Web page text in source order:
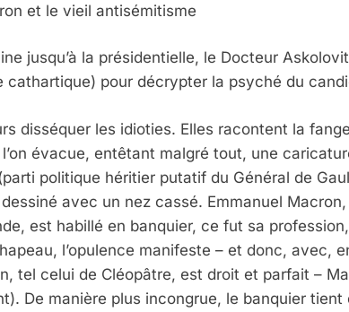
et le vieil antisémitisme
jusqu’à la présidentielle, le Docteur
cathartique) pour décrypter la psyché du
disséquer les idioties. Elles racontent la
évacue, entêtant malgré tout, une
politique héritier putatif du Général de
avec un nez cassé. Emmanuel
est habillé en banquier, ce fut sa
l’opulence manifeste – et donc, avec,
tel celui de Cléopâtre, est droit et parfait –
De manière plus incongrue, le banquier